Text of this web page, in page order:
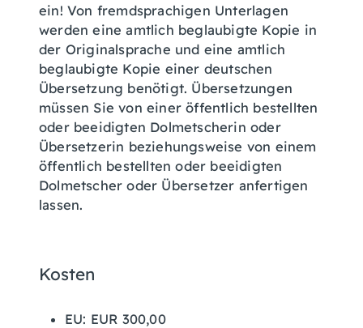
ein! Von fremdsprachigen Unterlagen
werden eine amtlich beglaubigte Kopie in
der Originalsprache und eine amtlich
beglaubigte Kopie einer deutschen
Übersetzung benötigt. Übersetzungen
müssen Sie von einer öffentlich bestellten
oder beeidigten Dolmetscherin oder
Übersetzerin beziehungsweise von einem
öffentlich bestellten oder beeidigten
Dolmetscher oder Übersetzer anfertigen
lassen.
Kosten
EU: EUR 300,00